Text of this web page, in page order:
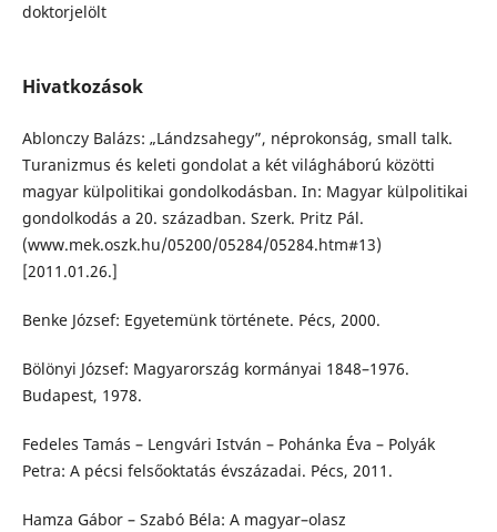
doktorjelölt
Hivatkozások
Ablonczy Balázs: „Lándzsahegy”, néprokonság, small talk.
Turanizmus és keleti gondolat a két világháború közötti
magyar külpolitikai gondolkodásban. In: Magyar külpolitikai
gondolkodás a 20. században. Szerk. Pritz Pál.
(www.mek.oszk.hu/05200/05284/05284.htm#13)
[2011.01.26.]
Benke József: Egyetemünk története. Pécs, 2000.
Bölönyi József: Magyarország kormányai 1848–1976.
Budapest, 1978.
Fedeles Tamás – Lengvári István – Pohánka Éva – Polyák
Petra: A pécsi felsőoktatás évszázadai. Pécs, 2011.
Hamza Gábor – Szabó Béla: A magyar–olasz